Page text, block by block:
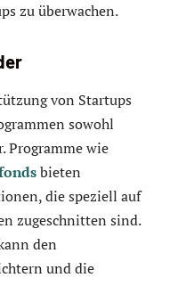
zu überwachen.
von Startups
sowohl
Programme wie
bieten
die speziell auf
zugeschnitten sind.
den
und die